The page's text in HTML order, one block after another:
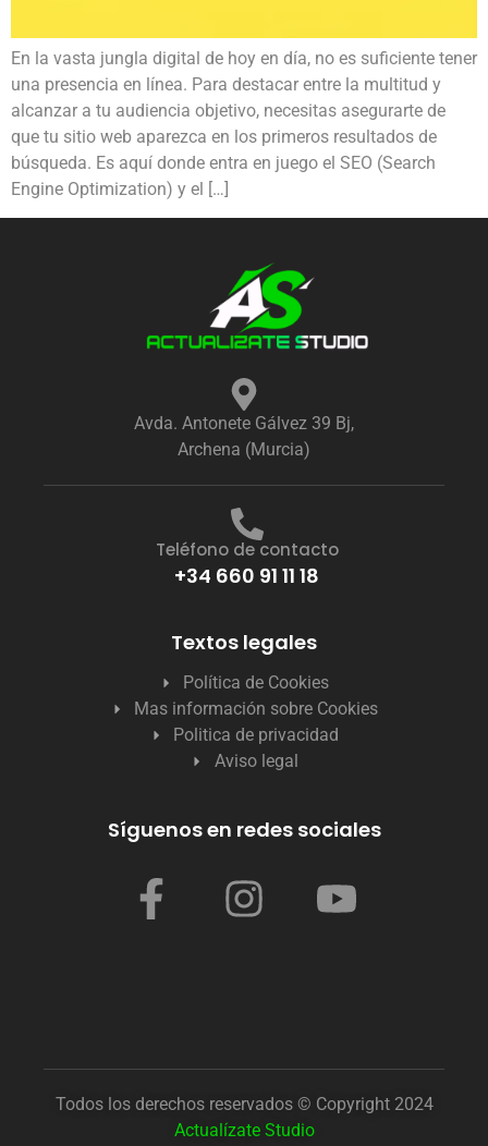
En la vasta jungla digital de hoy en día, no es suficiente tener
una presencia en línea. Para destacar entre la multitud y
alcanzar a tu audiencia objetivo, necesitas asegurarte de
que tu sitio web aparezca en los primeros resultados de
búsqueda. Es aquí donde entra en juego el SEO (Search
Engine Optimization) y el […]
Avda. Antonete Gálvez 39 Bj,
Archena (Murcia)
Teléfono de contacto
+34 660 91 11 18
Textos legales
Política de Cookies
Mas información sobre Cookies
Politica de privacidad
Aviso legal
Síguenos en redes sociales
Todos los derechos reservados © Copyright 2024
Actualízate Studio